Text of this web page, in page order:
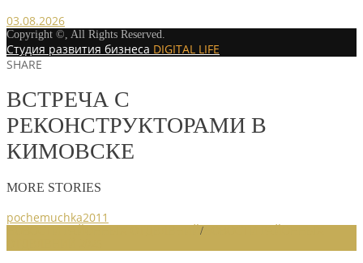
03.08.2026
Copyright ©, All Rights Reserved.
Студия развития бизнеса DIGITAL LIFE
SHARE
ВСТРЕЧА С
РЕКОНСТРУКТОРАМИ В
КИМОВСКЕ
MORE STORIES
pochemuchka2011
/